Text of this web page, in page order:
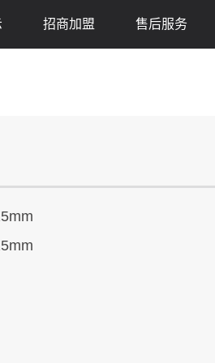
招商加盟 售后服务